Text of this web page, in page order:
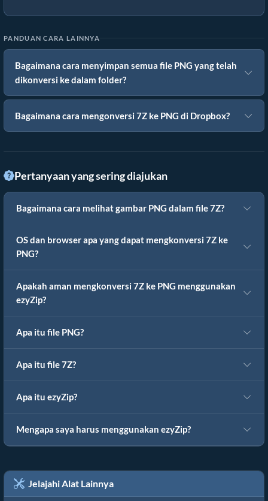
PANDUAN CARA LAINNYA
Bagaimana cara menyimpan semua file PNG yang telah
dikonversi ke dalam folder?
Bagaimana cara mengonversi 7Z ke PNG di Dropbox?
Pertanyaan yang sering diajukan
Bagaimana cara melihat gambar PNG dalam file 7Z?
OS dan browser apa yang dapat mengkonversi 7Z ke
PNG?
Apakah aman mengkonversi 7Z ke PNG menggunakan
ezyZip?
Apa itu file PNG?
Apa itu file 7Z?
Apa itu ezyZip?
Mengapa saya harus menggunakan ezyZip?
Jelajahi Alat Lainnya